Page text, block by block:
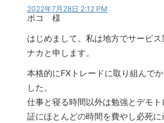
2022年7月28日 2:12 PM
ポコ 様
はじめまして。私は地方でサービ
ナカと申します。
本格的にFXトレードに取り組んで
した。
仕事と寝る時間以外は勉強とデモ
証にほとんどの時間を費やし必死に